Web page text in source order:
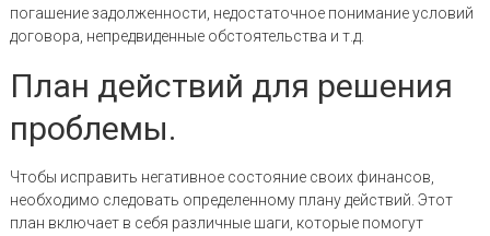
погашение задолженности, недостаточное понимание условий
договора, непредвиденные обстоятельства и т.д.
План действий для решения
проблемы.
Чтобы исправить негативное состояние своих финансов,
необходимо следовать определенному плану действий. Этот
план включает в себя различные шаги, которые помогут